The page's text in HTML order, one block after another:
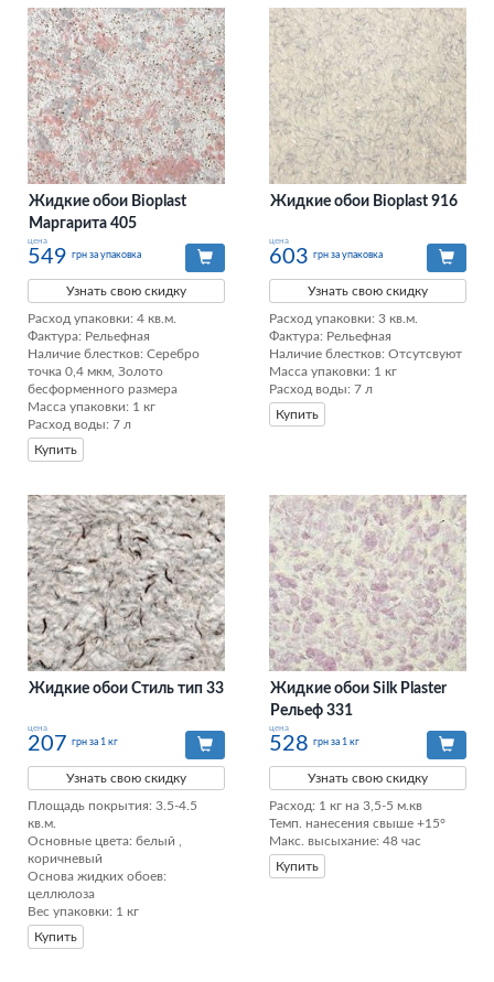
Жидкие обои Bioplast
Маргарита 405
цена
549 грн за упаковка
Узнать свою скидку
Расход упаковки: 4 кв.м.
Фактура: Рельефная
Наличие блестков: Серебро
точка 0,4 мкм, Золото
бесформенного размера
Масса упаковки: 1 кг
Расход воды: 7 л
Купить
Жидкие обои Bioplast 916
цена
603 грн за упаковка
Узнать свою скидку
Расход упаковки: 3 кв.м.
Фактура: Рельефная
Наличие блестков: Отсутсвуют
Масса упаковки: 1 кг
Расход воды: 7 л
Купить
Жидкие обои Стиль тип 33
цена
207 грн за 1 кг
Узнать свою скидку
Площадь покрытия: 3.5-4.5
кв.м.
Основные цвета: белый ,
коричневый
Основа жидких обоев:
целлюлоза
Вес упаковки: 1 кг
Купить
Жидкие обои Silk Plaster
Рельеф 331
цена
528 грн за 1 кг
Узнать свою скидку
Расход: 1 кг на 3,5-5 м.кв
Темп. нанесения свыше +15°
Макс. высыхание: 48 час
Купить